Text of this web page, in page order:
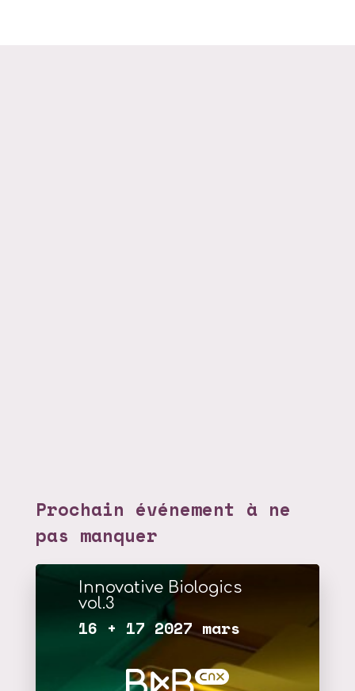
Prochain événement à ne
pas manquer
Innovative Biologics
vol.3
16 + 17 2027 mars